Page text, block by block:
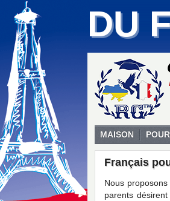
DU
MAISON
Français
Nous
parents